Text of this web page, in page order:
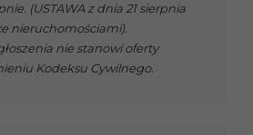
(USTAWA z dnia 21 sierpnia
nieruchomościami).
nie stanowi oferty
Kodeksu Cywilnego.